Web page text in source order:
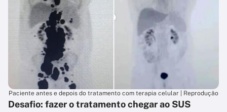
Paciente antes e depois do tratamento com terapia celular | Reprodução
Desafio: fazer o tratamento chegar ao SUS